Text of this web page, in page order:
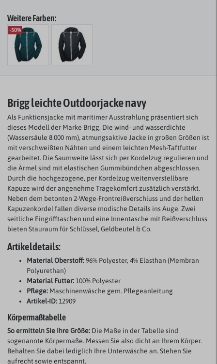
Weitere Farben:
-50%
Brigg leichte Outdoorjacke navy
Als Funktionsjacke mit maritimer Ausstrahlung präsentiert sich
dieses Modell der Marke Brigg. Die wind- und wasserdichte
(Wassersäule 8.000 mm), atmungsaktive Jacke in großen Größen ist
mit verschweißten Nähten und einem leichten Mesh-Taftfutter
gearbeitet. Die Saumweite lässt sich per Kordelzug regulieren und
die Ärmel sind mit elastischen Gummibündchen abgeschlossen.
Durch die hochgezogene, per Kordelzug weitenverstellbare
Kapuze wird der angenehme Tragekomfort zusätzlich verstärkt.
Neben dem betonten 2-Wege-Frontreißverschluss und der hellen
Kapuzenkordel fallen diverse modische Details ins Auge. Zwei
seitliche Eingrifftaschen und eine Innentasche mit Reißverschluss
bieten Stauraum für Schlüssel, Geldbeutel & Co.
Artikeldetails:
Material Oberstoff:96% Polyester, 4% Elasthan (Membran
Polyurethan)
Material Futter:100% Polyester
Pflege: Maschinenwäsche gem. Pflegeanleitung
Artikel-ID:12909
Körpermaßtabelle
So ermitteln Sie Ihre Größe: Die Maße in der Tabelle sind
sogenannte Körpermaße. Messen Sie also dicht an Ihrem Körper.
Behalten Sie dabei lediglich Ihre Unterwäsche an. Stehen Sie
aufrecht sowie entspannt.